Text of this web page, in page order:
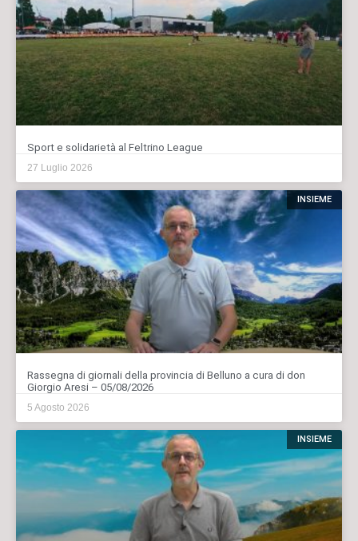
Sport e solidarietà al Feltrino League
27 Luglio 2026
INSIEME
Rassegna di giornali della provincia di Belluno a cura di don
Giorgio Aresi – 05/08/2026
5 Agosto 2026
INSIEME